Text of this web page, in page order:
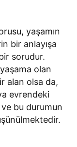
yaşamın
bir anlayışa
sorudur.
olan
alan olsa da,
evrendeki
bu durumun